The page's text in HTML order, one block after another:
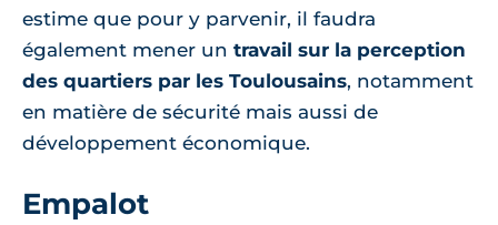
estime que pour y parvenir, il faudra
également mener un travail sur la perception
des quartiers par les Toulousains, notamment
en matière de sécurité mais aussi de
développement économique.
Empalot